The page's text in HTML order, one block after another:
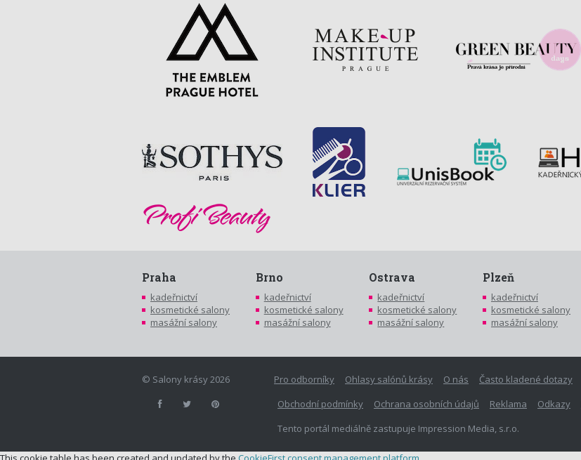
Praha
kadeřnictví
kosmetické salony
masážní salony
Brno
kadeřnictví
kosmetické salony
masážní salony
Ostrava
kadeřnictví
kosmetické salony
masážní salony
Plzeň
kadeřnictví
kosmetické salony
masážní salony
Pro odborníky Ohlasy salónů krásy O nás Často kladené dotazy
Obchodní podmínky
Ochrana osobních údajů Reklama Odkazy
Tento portál mediálně zastupuje Impression Media, s.r.o.
© Salony krásy 2026